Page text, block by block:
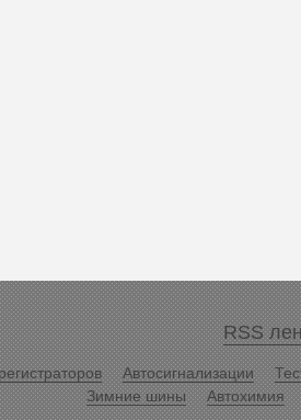
RSS
Автосигнализации
Зимние шины
Автохимия